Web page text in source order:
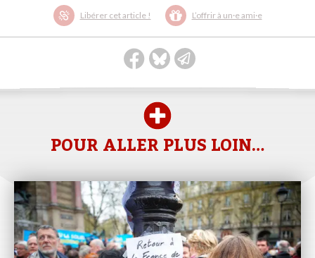
Libérer cet article ! L’offrir à un·e ami·e
POUR ALLER PLUS LOIN…